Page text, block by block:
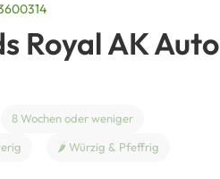
Royal AK Auto
8 Wochen oder weniger
🌶️ Würzig & Pfeffrig